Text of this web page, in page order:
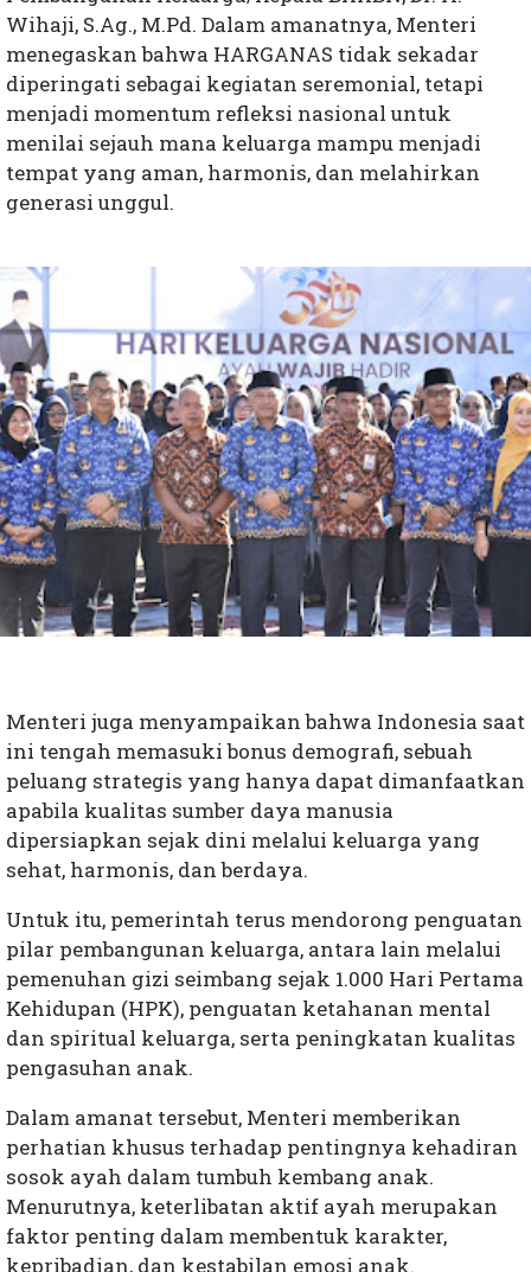
Wihaji, S.Ag., M.Pd. Dalam amanatnya, Menteri
menegaskan bahwa HARGANAS tidak sekadar
diperingati sebagai kegiatan seremonial, tetapi
menjadi momentum refleksi nasional untuk
menilai sejauh mana keluarga mampu menjadi
tempat yang aman, harmonis, dan melahirkan
generasi unggul.
Menteri juga menyampaikan bahwa Indonesia saat
ini tengah memasuki bonus demografi, sebuah
peluang strategis yang hanya dapat dimanfaatkan
apabila kualitas sumber daya manusia
dipersiapkan sejak dini melalui keluarga yang
sehat, harmonis, dan berdaya.
Untuk itu, pemerintah terus mendorong penguatan
pilar pembangunan keluarga, antara lain melalui
pemenuhan gizi seimbang sejak 1.000 Hari Pertama
Kehidupan (HPK), penguatan ketahanan mental
dan spiritual keluarga, serta peningkatan kualitas
pengasuhan anak.
Dalam amanat tersebut, Menteri memberikan
perhatian khusus terhadap pentingnya kehadiran
sosok ayah dalam tumbuh kembang anak.
Menurutnya, keterlibatan aktif ayah merupakan
faktor penting dalam membentuk karakter,
kepribadian, dan kestabilan emosi anak.